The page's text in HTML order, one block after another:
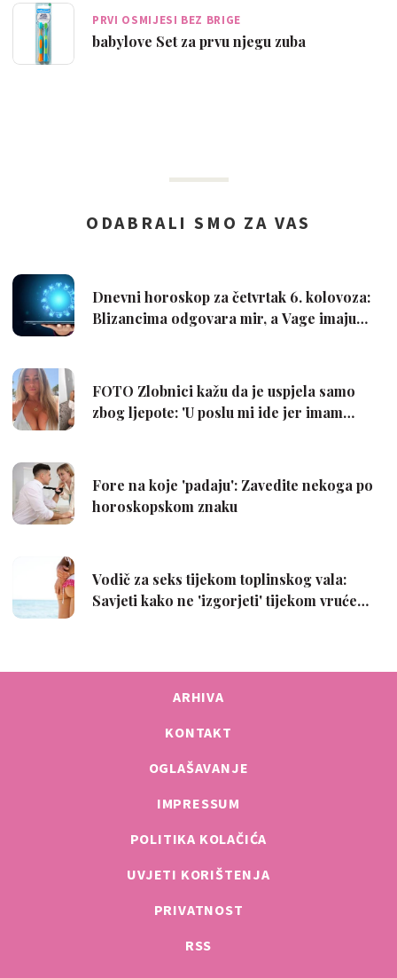
PRVI OSMIJESI BEZ BRIGE
babylove Set za prvu njegu zuba
ARHIVA
KONTAKT
OGLAŠAVANJE
IMPRESSUM
POLITIKA KOLAČIĆA
UVJETI KORIŠTENJA
PRIVATNOST
RSS